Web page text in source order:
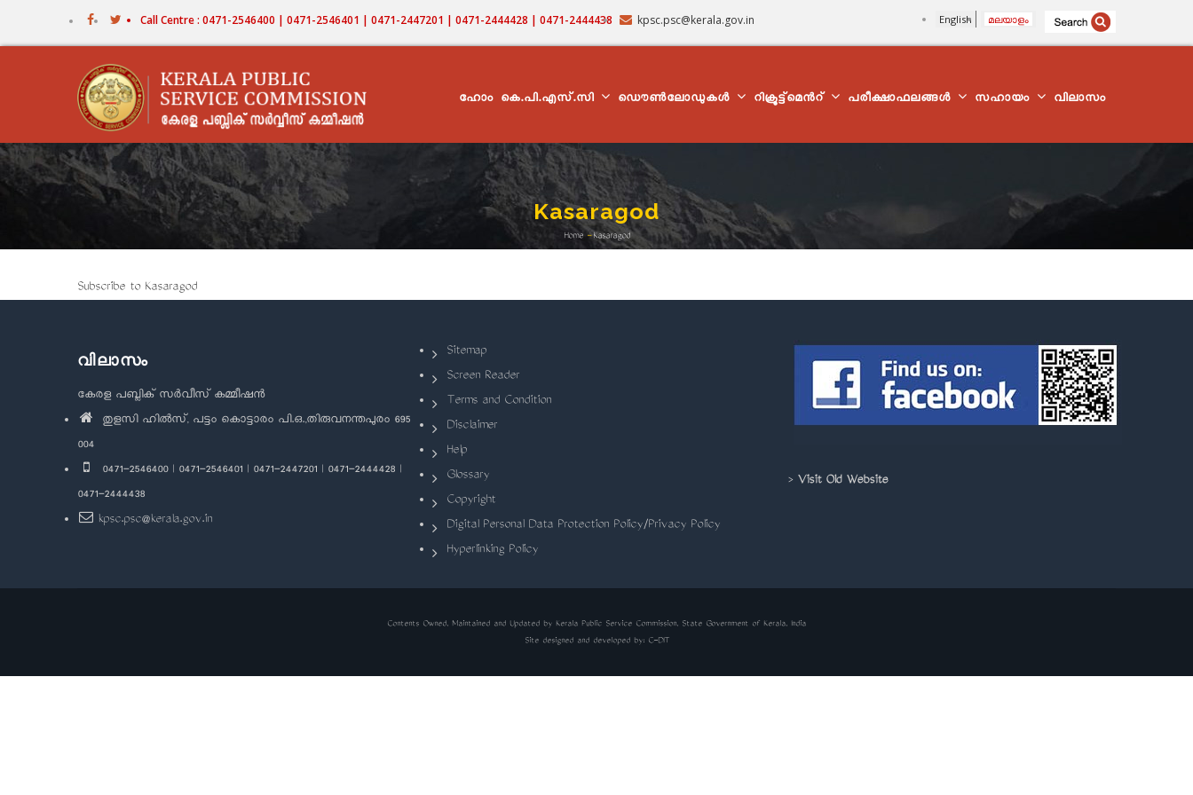
Call Centre : 0471-2546400 | 0471-2546401 | 0471-2447201 | 0471-2444428 | 0471-2444438 kpsc.psc@kerala.gov.in English മലയാളം
NAVIGATION
ഹോം കെ.പി.എസ്.സി ഡൌൺലോഡുകൾ റിക്രൂട്ട്മെന്‍റ് പരീക്ഷാഫലങ്ങൾ സഹായം വിലാസം
Kasaragod
Breadcrumb
Home -Kasaragod
Subscribe to Kasaragod
വിലാസം
കേരള പബ്ലിക് സർവീസ് കമ്മീഷൻ
തുളസി ഹിൽസ്, പട്ടം കൊട്ടാരം പി.ഒ.,തിരുവനന്തപുരം 695
004
0471-2546400 | 0471-2546401 | 0471-2447201 | 0471-2444428 |
0471-2444438
kpsc.psc@kerala.gov.in
Sitemap
Screen Reader
Terms and Condition
Disclaimer
Help
Glossary
Copyright
Digital Personal Data Protection Policy/Privacy Policy
Hyperlinking Policy
> Visit Old Website
Contents Owned, Maintained and Updated by Kerala Public Service Commission, State Government of Kerala, India
Site designed and developed by: C-DIT